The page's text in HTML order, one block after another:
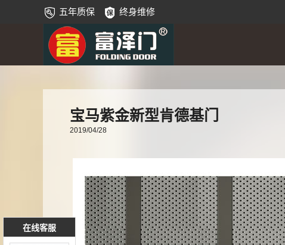
五年质保 终身维修
在线客服
宝马紫金新型肯德基门
2019/04/28